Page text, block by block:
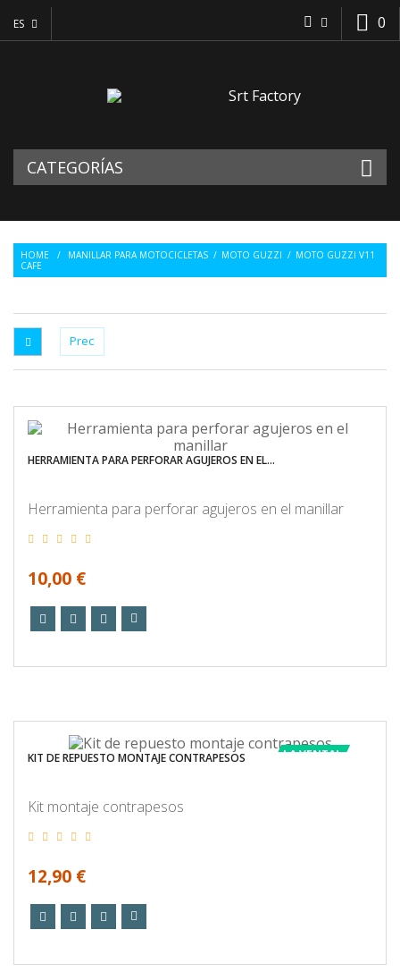
0
ES
CATEGORÍAS
HOME / MANILLAR PARA MOTOCICLETAS / MOTO GUZZI / MOTO GUZZI V11
CAFE
HERRAMIENTA PARA PERFORAR AGUJEROS EN EL...
Herramienta para perforar agujeros en el manillar
10,00 €
LA VENTA!
KIT DE REPUESTO MONTAJE CONTRAPESOS
Kit montaje contrapesos
12,90 €